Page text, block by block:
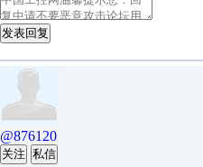
发表回复
@876120
关注 私信